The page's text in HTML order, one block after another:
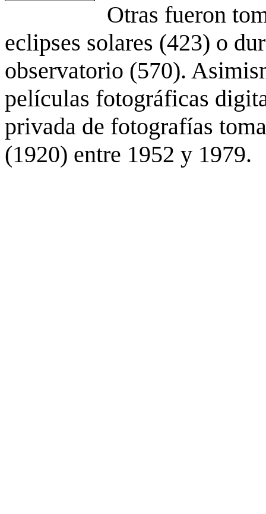
Otras fueron
eclipses solares (423) o
observatorio (570).
películas fotográficas
privada de fotografías
(1920) entre 1952 y 1979.